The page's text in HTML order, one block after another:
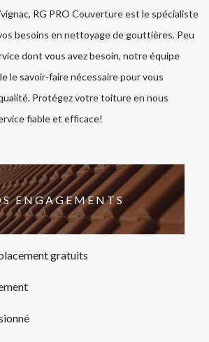
RG PRO Couverture est le spécialiste
besoins en nettoyage de gouttières. Peu
dont vous avez besoin, notre équipe
le savoir-faire nécessaire pour vous
Protégez votre toiture en nous
fiable et efficace!
ENGAGEMENTS
gratuits